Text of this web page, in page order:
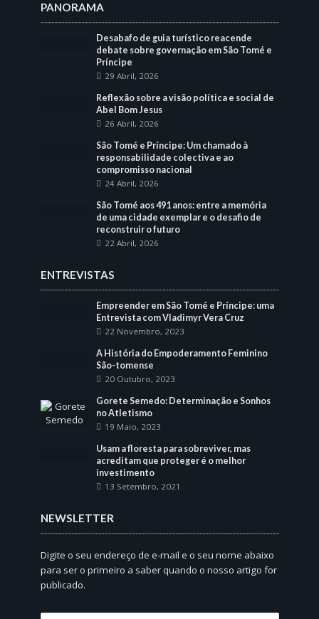
PANORAMA
Desabafo de guia turístico reacende
debate sobre governação em São Tomé e
Príncipe
29 Abril, 2026
Reflexão sobre a visão política e social de
Abel Bom Jesus
26 Abril, 2026
São Tomé e Príncipe: Um chamado à
responsabilidade colectiva e ao
compromisso nacional
24 Abril, 2026
São Tomé aos 491 anos: entre a memória
de uma cidade exemplar e o desafio de
reconstruir o futuro
22 Abril, 2026
ENTREVISTAS
Empreender em São Tomé e Príncipe: uma
Entrevista com Vladimyr Vera Cruz
22 Novembro, 2023
A História do Empoderamento Feminino
São-tomense
20 Outubro, 2023
Gorete Semedo: Determinação e Sonhos
no Atletismo
19 Maio, 2023
Usam a floresta para sobreviver, mas
acreditam que proteger é o melhor
investimento
13 Setembro, 2021
NEWSLETTER
Digite o seu endereço de e-mail e o seu nome abaixo
para ser o primeiro a saber quando o nosso artigo for
publicado.